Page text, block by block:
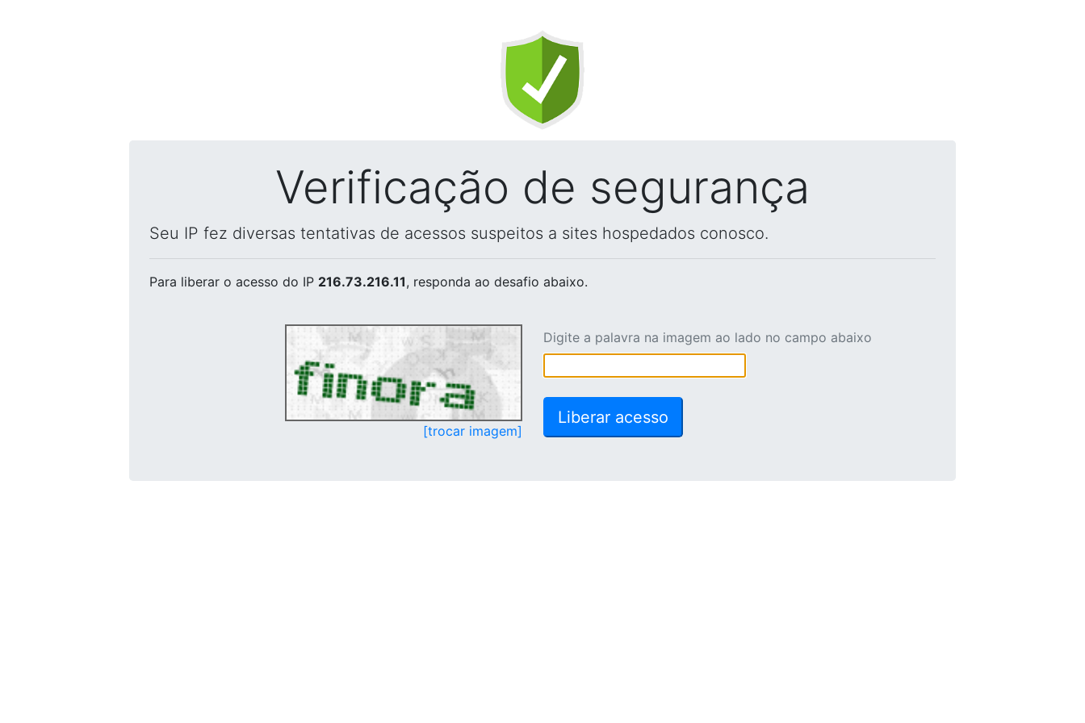
Verificação de segurança
Seu IP fez diversas tentativas de acessos suspeitos a sites hospedados conosco.
Para liberar o acesso do IP 216.73.216.11, responda ao desafio abaixo.
[trocar imagem]
Digite a palavra na imagem ao lado no campo abaixo